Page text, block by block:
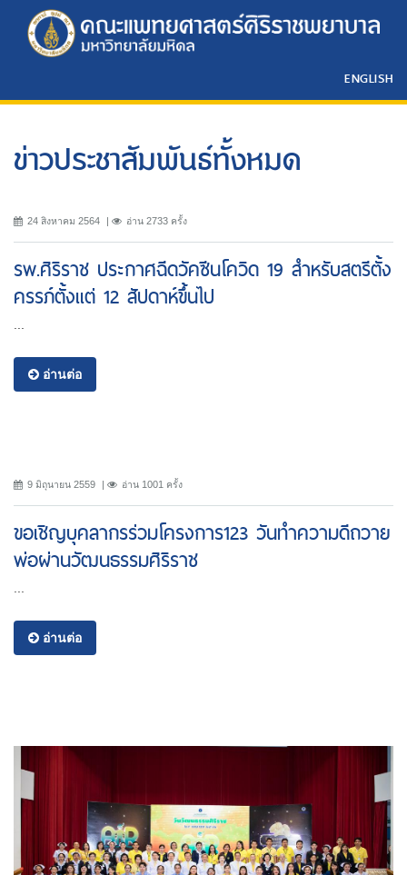
ENGLISH
ข่าวประชาสัมพันธ์ทั้งหมด
24 สิงหาคม 2564 อ่าน 2733 ครั้ง
รพ.ศิริราช ประกาศฉีดวัคซีนโควิด 19 สำหรับสตรีตั้ง
ครรภ์ตั้งแต่ 12 สัปดาห์ขึ้นไป
อ่านต่อ
9 มิถุนายน 2559 อ่าน 1001 ครั้ง
ขอเชิญบุคลากรร่วมโครงการ123 วันทำความดีถวาย
พ่อผ่านวัฒนธรรมศิริราช
อ่านต่อ